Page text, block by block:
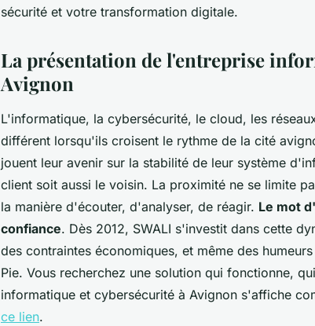
sécurité et votre transformation digitale.
La présentation de l'entreprise
Avignon
L'informatique, la cybersécurité, le cloud, les
différent lorsqu'ils croisent le rythme de la cité
jouent leur avenir sur la stabilité de leur système
client soit aussi le voisin. La proximité ne se limite
la manière d'écouter, d'analyser, de réagir. Le mot
confiance. Dès 2012, SWALI s'investit dans cette
des contraintes économiques, et même des
Pie. Vous recherchez une solution qui fonctionne,
informatique et cybersécurité à Avignon s'affiche
ce lien.